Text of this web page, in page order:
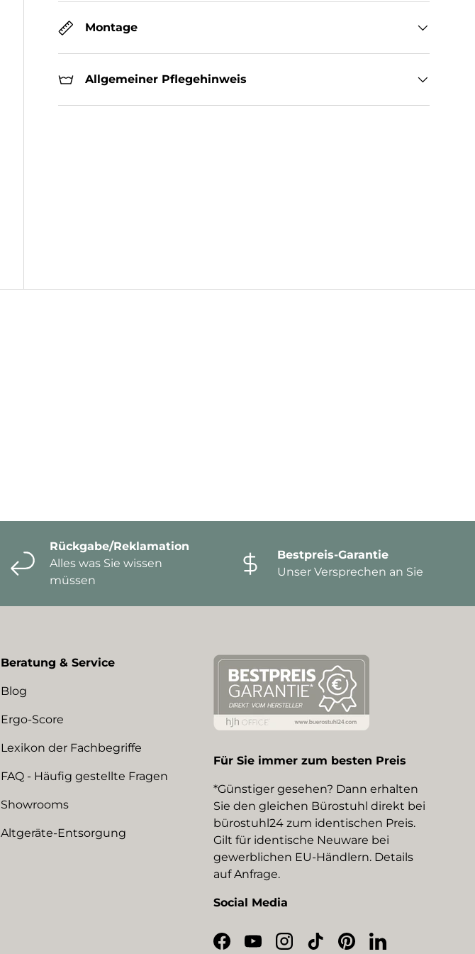
Montage
Allgemeiner Pflegehinweis
Rückgabe/Reklamation
Alles was Sie wissen
müssen
Bestpreis-Garantie
Unser Versprechen an Sie
Beratung & Service
Blog
Ergo-Score
Lexikon der Fachbegriffe
FAQ - Häufig gestellte Fragen
Showrooms
Altgeräte-Entsorgung
Für Sie immer zum besten Preis
*Günstiger gesehen? Dann erhalten
Sie den gleichen Bürostuhl direkt bei
bürostuhl24 zum identischen Preis.
Gilt für identische Neuware bei
gewerblichen EU-Händlern. Details
auf Anfrage.
Social Media
Facebook
YouTubeInstagram
TikTokPinterestLinkedIn